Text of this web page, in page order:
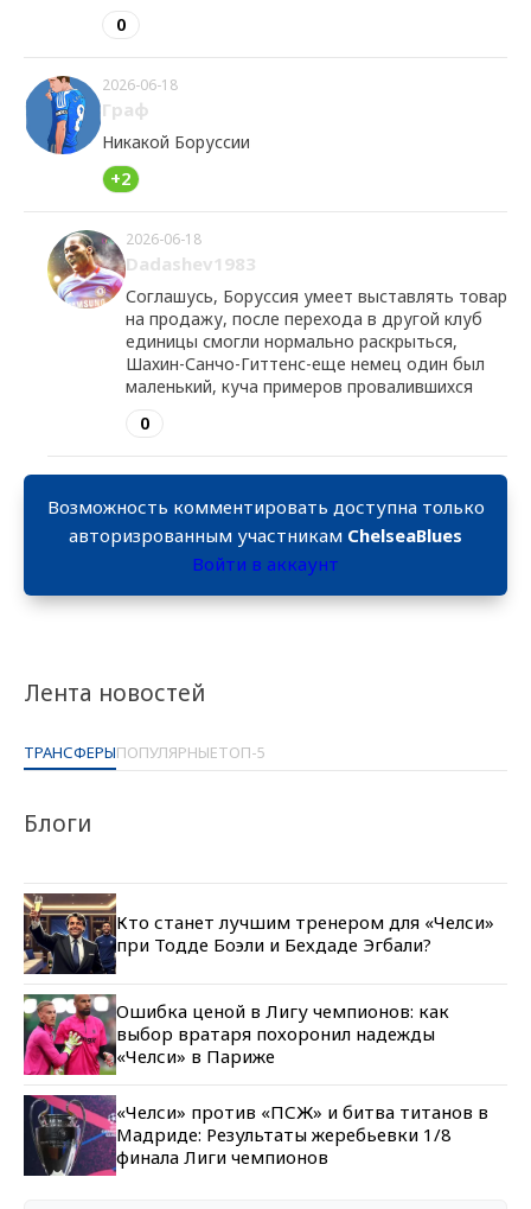
Лента новостей
ТРАНСФЕРЫПОПУЛЯРНЫЕТОП-5
Блоги
Кто станет лучшим тренером для «Челси»
при Тодде Боэли и Бехдаде Эгбали?
Ошибка ценой в Лигу чемпионов: как
выбор вратаря похоронил надежды
«Челси» в Париже
«Челси» против «ПСЖ» и битва титанов в
Мадриде: Результаты жеребьевки 1/8
финала Лиги чемпионов
0
2026-06-18
Граф
Никакой Боруссии
+2
2026-06-18
Dadashev1983
Соглашусь, Боруссия умеет выставлять товар
на продажу, после перехода в другой клуб
единицы смогли нормально раскрыться,
Шахин-Санчо-Гиттенс-еще немец один был
маленький, куча примеров провалившихся
0
Возможность комментировать доступна только
авторизрованным участникам ChelseaBlues
Войти в аккаунт